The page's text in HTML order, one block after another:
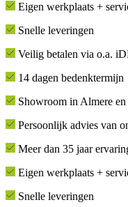
Eigen werkplaats +
Snelle leveringen
Veilig betalen via o.a.
14 dagen bedenktermijn
Showroom in Almere en
Persoonlijk advies van
Meer dan 35 jaar
Eigen werkplaats +
Snelle leveringen